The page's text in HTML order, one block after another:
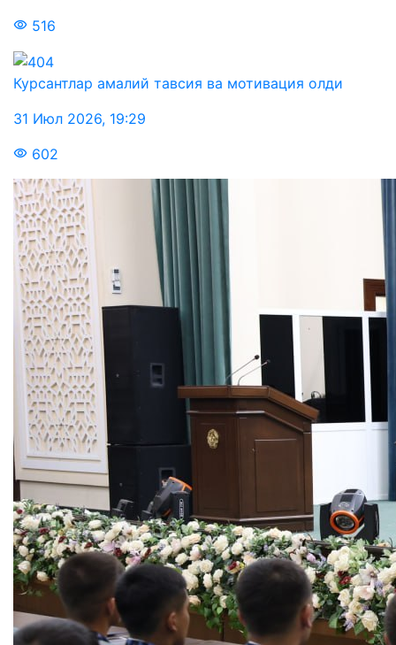
516
Курсантлар амалий тавсия ва мотивация олди
31 Июл 2026, 19:29
602